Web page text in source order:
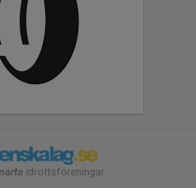
idrottsföreningar